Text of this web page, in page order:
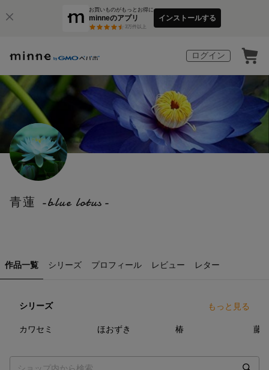
お買いものがもっとお得に
minneのアプリ
3万件以上
インストールする
ログイン
青蓮 -blue lotus-
作品一覧 シリーズ プロフィール レビュー レター
シリーズ もっと見る
カワセミ ほおずき 椿 藤